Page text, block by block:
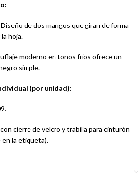
Diseño de dos mangos que giran de forma
hoja.
moderno en tonos fríos ofrece un
simple.
(por unidad):
con cierre de velcro y trabilla para cinturón
en la etiqueta).